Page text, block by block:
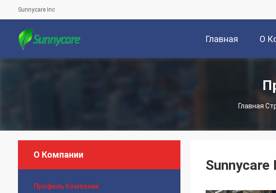
Sunnycare Inc
Главная О
Главная
О Компании
Профиль Компании
Sunnycare